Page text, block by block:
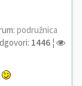
podružnica
1446 ¦